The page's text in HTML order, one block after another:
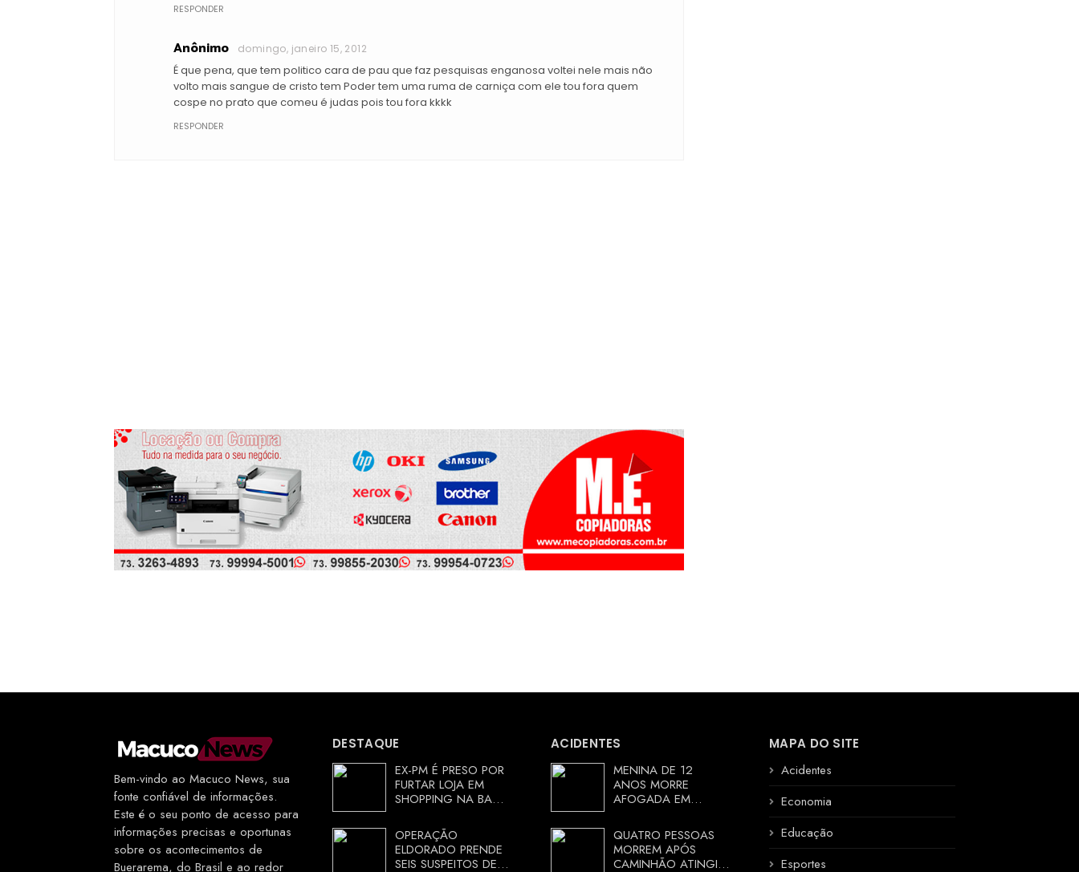
RESPONDER
Anônimo domingo, janeiro 15, 2012
É que pena, que tem politico cara de pau que faz pesquisas enganosa voltei nele mais não
volto mais sangue de cristo tem Poder tem uma ruma de carniça com ele tou fora quem
cospe no prato que comeu é judas pois tou fora kkkk
RESPONDER
Bem-vindo ao Macuco News, sua
fonte confiável de informações.
Este é o seu ponto de acesso para
informações precisas e oportunas
sobre os acontecimentos de
Buerarema, do Brasil e ao redor
DESTAQUE
EX-PM É PRESO POR
FURTAR LOJA EM
SHOPPING NA BAHIA
CORRENDO DE
DELEGACIA
OPERAÇÃO
ELDORADO PRENDE
SEIS SUSPEITOS DE
ACIDENTES
MENINA DE 12
ANOS MORRE
AFOGADA EM
RURAL DE ARACI,
BAHIA; POLÍCIA
INVESTIGA
QUATRO PESSOAS
MORREM APÓS
CAMINHÃO ATINGIR
MAPA DO SITE
Acidentes
Economia
Educação
Esportes